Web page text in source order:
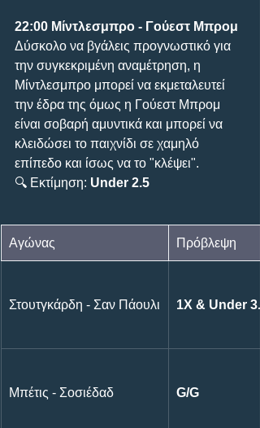
22:00 Μίντλεσμπρο - Γούεστ Μπρομ
Δύσκολο να βγάλεις προγνωστικό για
την συγκεκριμένη αναμέτρηση, η
Μίντλεσμπρο μπορεί να εκμεταλευτεί
την έδρα της όμως η Γούεστ Μπρομ
είναι σοβαρή αμυντικά και μπορεί να
κλειδώσει το παιχνίδι σε χαμηλό
επίπεδο και ίσως να το "κλέψει".
🔍 Εκτίμηση: Under 2.5
Αγώνας Πρόβλεψη
Στουτγκάρδη - Σαν Πάουλι 1X & Under
Μπέτις - Σοσιέδαδ G/G